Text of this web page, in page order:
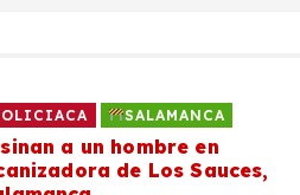
SALAMANCA
a un hombre en
de Los Sauces,